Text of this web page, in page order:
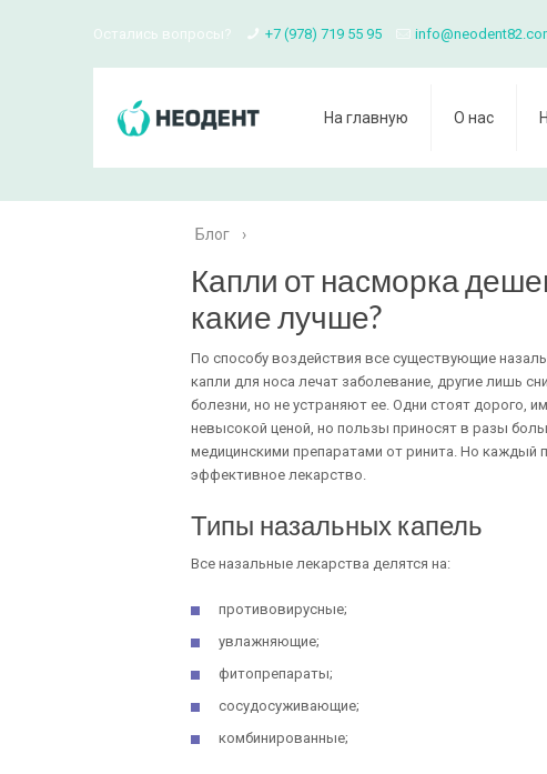
Остались вопросы? +7 (978) 719 55 95
На главную О нас
Блог ›
Капли от насморка
какие лучше?
По способу воздействия все существующие
капли для носа лечат заболевание, другие лишь
болезни, но не устраняют ее. Одни стоят дорого,
невысокой ценой, но пользы приносят в разы
медицинскими препаратами от ринита. Но каждый
эффективное лекарство.
Типы назальных капель
Все назальные лекарства делятся на:
противовирусные;
увлажняющие;
фитопрепараты;
сосудосуживающие;
комбинированные;